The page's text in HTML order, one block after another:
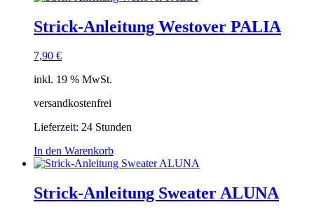
Strick-Anleitung Westover PALIA
7,90 €
inkl. 19 % MwSt.
versandkostenfrei
Lieferzeit: 24 Stunden
In den Warenkorb
Strick-Anleitung Sweater ALUNA